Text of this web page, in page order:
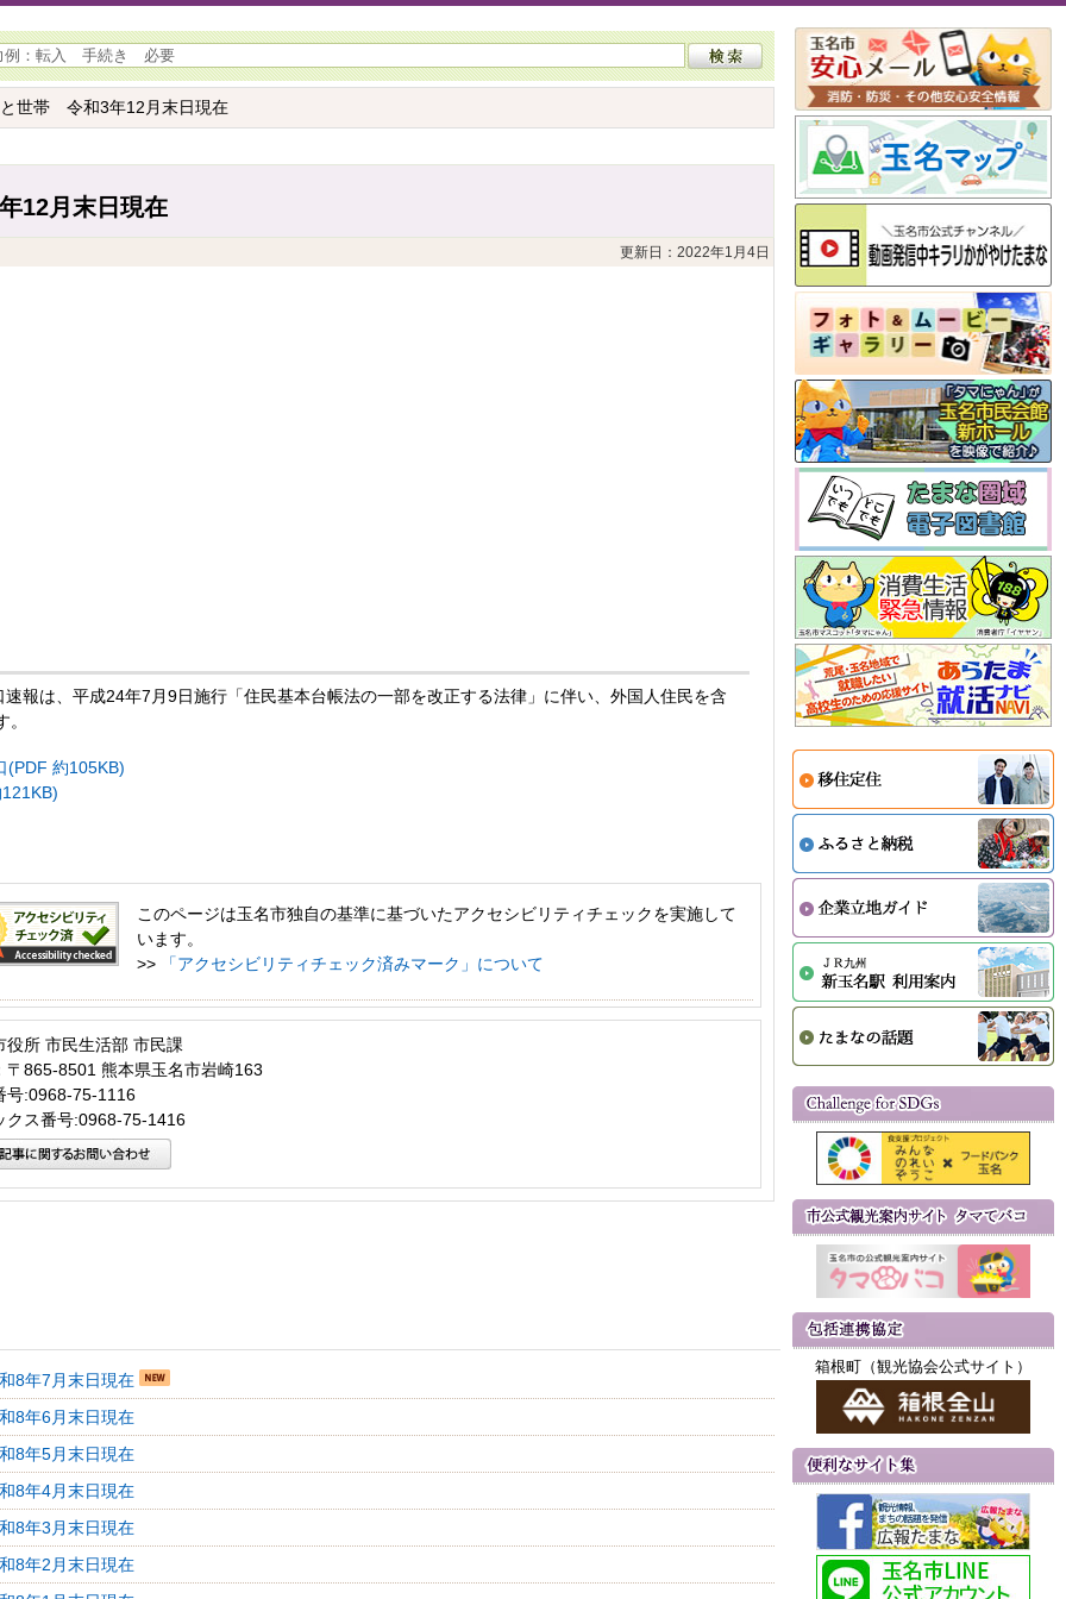
世帯 令和3年12月末日現在
12月末日現在
更新日：2022年1月4日
報は、平成24年7月9日施行「住民基本台帳法の一部を改正する法律」に伴い、外国人住民を含
(PDF 約105KB)
このページは玉名市独自の基準に基づいたアクセシビリティチェックを実施して
います。
>>
「アクセシビリティチェック済みマーク」について
役所 市民生活部 市民課
〒865-8501 熊本県玉名市岩崎163
号:0968-75-1116
クス番号:0968-75-1416
8年7月末日現在
8年6月末日現在
8年5月末日現在
8年4月末日現在
8年3月末日現在
8年2月末日現在
箱根町（観光協会公式サイト）